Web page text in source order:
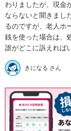
わりましたが、現金
ならないと聞きまし
るのですが、老人ホ
銭を使った場合は、
誰がどこに訴えれば
きになる さん